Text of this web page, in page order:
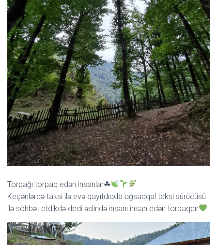
Torpağı torpaq edən insanlar☘
Keçənlərdə taksi ilə evə qayıtdıqda ağsaqqal taksi sürücüsü
ilə söhbət etdikdə dedi əslində insanı insan edən torpaqdır